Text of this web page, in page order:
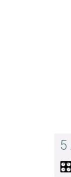
5
🎛️